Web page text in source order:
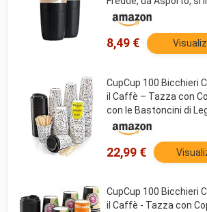
Portabicchierip
Contenitori Monouso -
8,49 €
CupCup 100 Bicchieri
il Caffè – Tazza con
con le Bastoncini di
il Caffè, il Tè, le
22,99 €
CupCup 100 Bicchieri
il Caffè - Tazza con